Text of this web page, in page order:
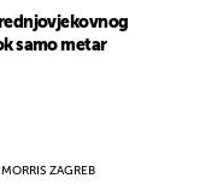
samo metar
ZAGREB